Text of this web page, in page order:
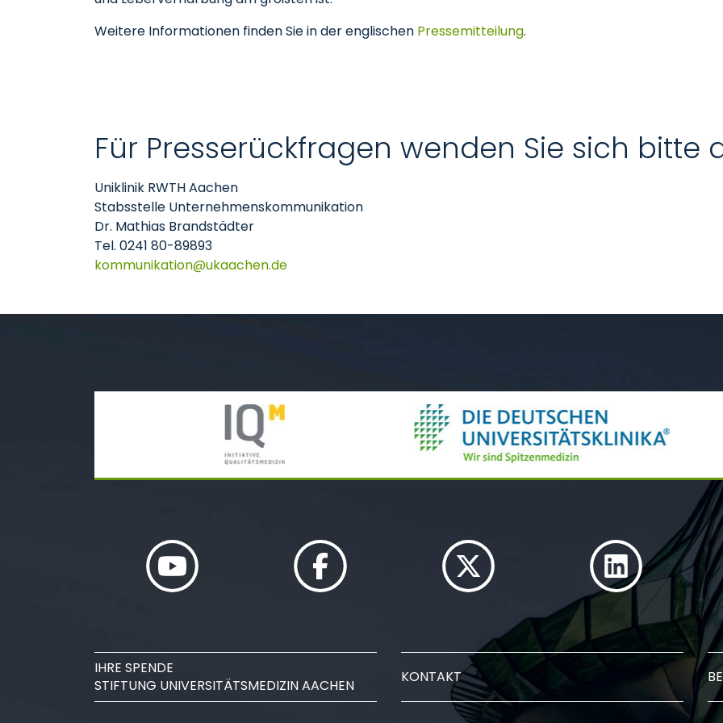
Weitere Informationen finden Sie in der englischen Pressemitteilung.
Für Presserückfragen wenden Sie sich bitte
Uniklinik RWTH Aachen
Stabsstelle Unternehmenskommunikation
Dr. Mathias Brandstädter
Tel. 0241 80-89893
kommunikation
ukaachende
IHRE SPENDE
STIFTUNG UNIVERSITÄTSMEDIZIN AACHEN
KONTAKT